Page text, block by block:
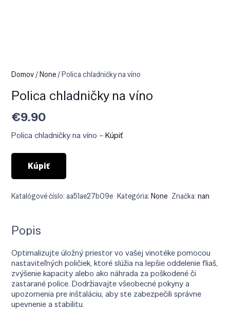
Domov/None/ Polica chladničky na víno
Polica chladničky na víno
€9.90
Polica chladničky na víno –Kúpiť
Kúpiť
Katalógové číslo: aa51ae27b09e Kategória:None Značka: nan
Popis
Optimalizujte úložný priestor vo vašej vinotéke pomocou
nastaviteľných poličiek, ktoré slúžia na lepšie oddelenie fliaš,
zvýšenie kapacity alebo ako náhrada za poškodené či
zastarané police. Dodržiavajte všeobecné pokyny a
upozornenia pre inštaláciu, aby ste zabezpečili správne
upevnenie a stabilitu.